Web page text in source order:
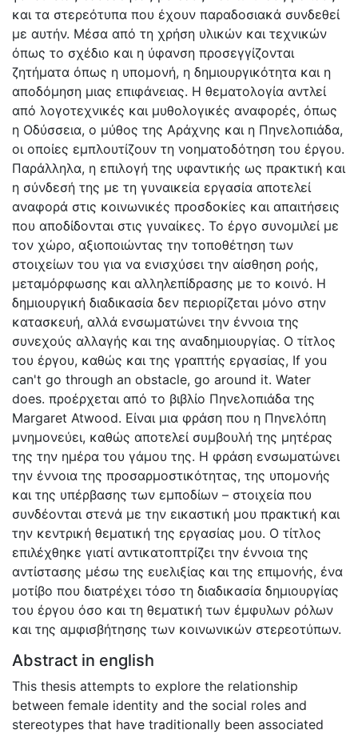
και τα στερεότυπα που έχουν παραδοσιακά συνδεθεί
με αυτήν. Μέσα από τη χρήση υλικών και τεχνικών
όπως το σχέδιο και η ύφανση προσεγγίζονται
ζητήματα όπως η υπομονή, η δημιουργικότητα και η
αποδόμηση μιας επιφάνειας. Η θεματολογία αντλεί
από λογοτεχνικές και μυθολογικές αναφορές, όπως
η Οδύσσεια, ο μύθος της Αράχνης και η Πηνελοπιάδα,
οι οποίες εμπλουτίζουν τη νοηματοδότηση του έργου.
Παράλληλα, η επιλογή της υφαντικής ως πρακτική και
η σύνδεσή της με τη γυναικεία εργασία αποτελεί
αναφορά στις κοινωνικές προσδοκίες και απαιτήσεις
που αποδίδονται στις γυναίκες. Το έργο συνομιλεί με
τον χώρο, αξιοποιώντας την τοποθέτηση των
στοιχείων του για να ενισχύσει την αίσθηση ροής,
μεταμόρφωσης και αλληλεπίδρασης με το κοινό. Η
δημιουργική διαδικασία δεν περιορίζεται μόνο στην
κατασκευή, αλλά ενσωματώνει την έννοια της
συνεχούς αλλαγής και της αναδημιουργίας. Ο τίτλος
του έργου, καθώς και της γραπτής εργασίας, If you
can't go through an obstacle, go around it. Water
does. προέρχεται από το βιβλίο Πηνελοπιάδα της
Margaret Atwood. Είναι μια φράση που η Πηνελόπη
μνημονεύει, καθώς αποτελεί συμβουλή της μητέρας
της την ημέρα του γάμου της. Η φράση ενσωματώνει
την έννοια της προσαρμοστικότητας, της υπομονής
και της υπέρβασης των εμποδίων – στοιχεία που
συνδέονται στενά με την εικαστική μου πρακτική και
την κεντρική θεματική της εργασίας μου. Ο τίτλος
επιλέχθηκε γιατί αντικατοπτρίζει την έννοια της
αντίστασης μέσω της ευελιξίας και της επιμονής, ένα
μοτίβο που διατρέχει τόσο τη διαδικασία δημιουργίας
του έργου όσο και τη θεματική των έμφυλων ρόλων
και της αμφισβήτησης των κοινωνικών στερεοτύπων.
Abstract in english
This thesis attempts to explore the relationship
between female identity and the social roles and
stereotypes that have traditionally been associated